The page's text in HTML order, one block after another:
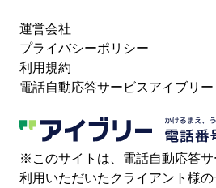
運営会社
プライバシーポリシー
利用規約
電話自動応答サービスアイブリー
※このサイトは、電話自動応答
利用いただいたクライアント様